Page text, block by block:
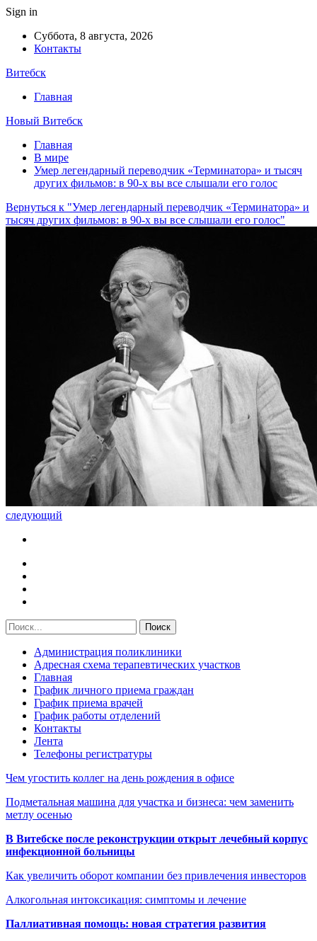
Sign in
Суббота, 8 августа, 2026
Контакты
Витебск
Главная
Новый Витебск
Главная
В мире
Умер легендарный переводчик «Терминатора» и тысяч
других фильмов: в 90-х вы все слышали его голос
Вернуться к "Умер легендарный переводчик «Терминатора» и
тысяч других фильмов: в 90-х вы все слышали его голос"
следующий
Администрация поликлиники
Адресная схема терапевтических участков
Главная
График личного приема граждан
График приема врачей
График работы отделений
Контакты
Лента
Телефоны регистратуры
Чем угостить коллег на день рождения в офисе
Подметальная машина для участка и бизнеса: чем заменить
метлу осенью
В Витебске после реконструкции открыт лечебный корпус
инфекционной больницы
Как увеличить оборот компании без привлечения инвесторов
Алкогольная интоксикация: симптомы и лечение
Паллиативная помощь: новая стратегия развития